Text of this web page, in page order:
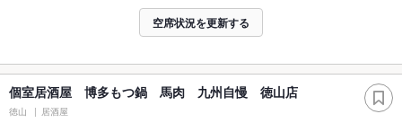
空席状況を更新する
個室居酒屋 博多もつ鍋 馬肉 九州自慢 徳山店
徳山 居酒屋